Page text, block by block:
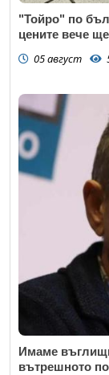
"Тойро" по
цените вече
05 август
Имаме
вътрешното